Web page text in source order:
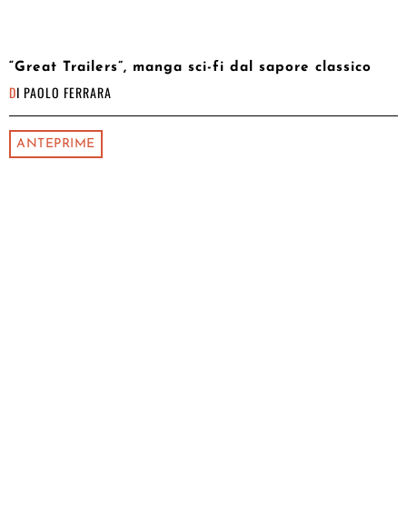
“Great Trailers”, manga sci-fi dal sapore classico
DI PAOLO FERRARA
ANTEPRIME